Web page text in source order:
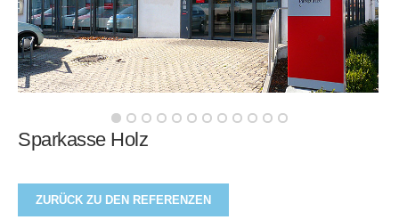
Sparkasse Holz
ZURÜCK ZU DEN REFERENZEN